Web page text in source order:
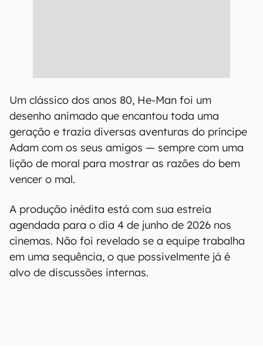
Um clássico dos anos 80, He-Man foi um
desenho animado que encantou toda uma
geração e trazia diversas aventuras do príncipe
Adam com os seus amigos — sempre com uma
lição de moral para mostrar as razões do bem
vencer o mal.
A produção inédita está com sua estreia
agendada para o dia 4 de junho de 2026 nos
cinemas. Não foi revelado se a equipe trabalha
em uma sequência, o que possivelmente já é
alvo de discussões internas.